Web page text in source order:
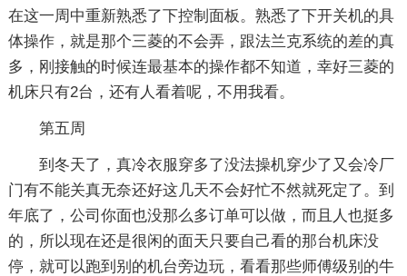
在这一周中重新熟悉了下控制面板。熟悉了下开关机的具
体操作，就是那个三菱的不会弄，跟法兰克系统的差的真
多，刚接触的时候连最基本的操作都不知道，幸好三菱的
机床只有2台，还有人看着呢，不用我看。
第五周
到冬天了，真冷衣服穿多了没法操机穿少了又会冷厂
门有不能关真无奈还好这几天不会好忙不然就死定了。到
年底了，公司你面也没那么多订单可以做，而且人也挺多
的，所以现在还是很闲的面天只要自己看的那台机床没
停，就可以跑到别的机台旁边玩，看看那些师傅级别的牛